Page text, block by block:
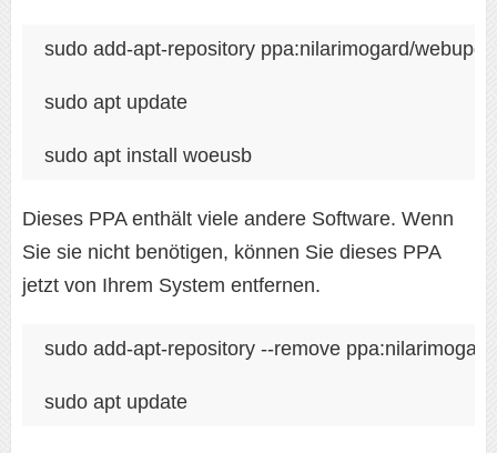
sudo add-apt-repository ppa:nilarimogard/webupd8
sudo apt update
sudo apt install woeusb
Dieses PPA enthält viele andere Software. Wenn
Sie sie nicht benötigen, können Sie dieses PPA
jetzt von Ihrem System entfernen.
sudo add-apt-repository --remove
sudo apt update